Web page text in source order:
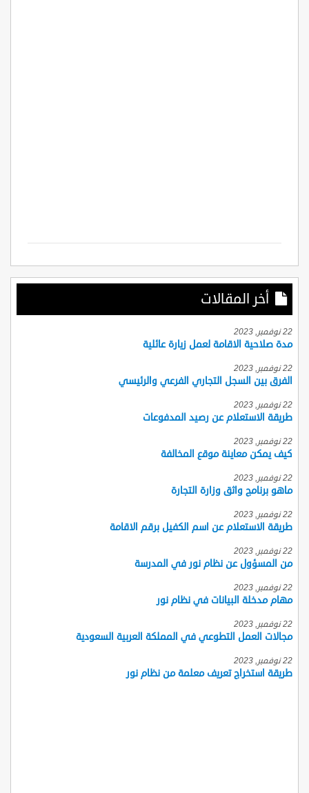
أخر المقالات
22 نوفمبر, 2023
مدة صلاحية الاقامة لعمل زيارة عائلية
22 نوفمبر, 2023
الفرق بين السجل التجاري الفرعي والرئيسي
22 نوفمبر, 2023
طريقة الاستعلام عن رصيد المدفوعات
22 نوفمبر, 2023
كيف يمكن معاينة موقع المخالفة
22 نوفمبر, 2023
ماهو برنامج واثق وزارة التجارة
22 نوفمبر, 2023
طريقة الاستعلام عن اسم الكفيل برقم الاقامة
22 نوفمبر, 2023
من المسؤول عن نظام نور في المدرسة
22 نوفمبر, 2023
مهام مدخلة البيانات في نظام نور
22 نوفمبر, 2023
مجالات العمل التطوعي في المملكة العربية السعودية
22 نوفمبر, 2023
طريقة استخراج تعريف معلمة من نظام نور